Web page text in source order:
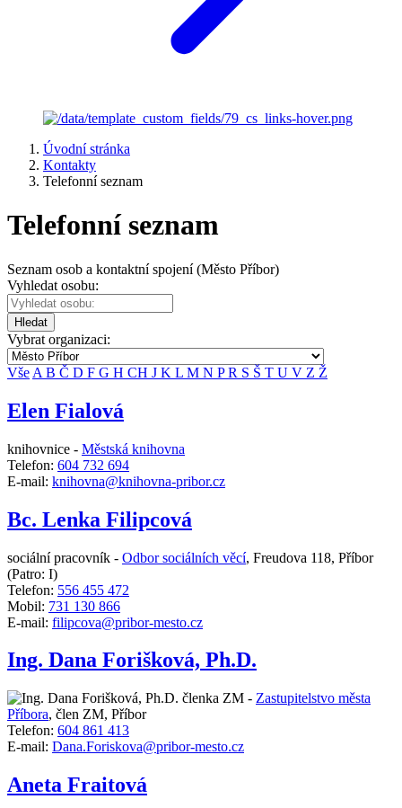
Úvodní stránka
Kontakty
Telefonní seznam
Telefonní seznam
Seznam osob a kontaktní spojení (Město Příbor)
Vyhledat osobu:
Hledat
Vybrat organizaci:
Vše A B Č D F G H CH J K L M N PR S Š T U V Z Ž
Elen Fialová
knihovnice - Městská knihovna
Telefon: 604 732 694
E-mail: knihovna@knihovna-pribor.cz
Bc. Lenka Filipcová
sociální pracovník - Odbor sociálních věcí, Freudova 118, Příbor
(Patro: I)
Telefon: 556 455 472
Mobil: 731 130 866
E-mail: filipcova@pribor-mesto.cz
Ing. Dana Forišková, Ph.D.
členka ZM - Zastupitelstvo města
Příbora, člen ZM, Příbor
Telefon: 604 861 413
E-mail: Dana.Foriskova@pribor-mesto.cz
Aneta Fraitová